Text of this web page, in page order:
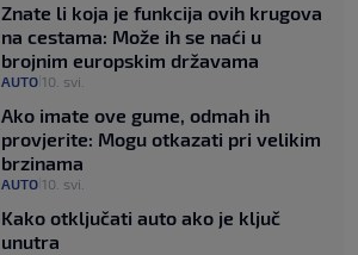
Znate li koja je funkcija ovih krugova
na cestama: Može ih se naći u
brojnim europskim državama
AUTO 10. svi.
Ako imate ove gume, odmah ih
provjerite: Mogu otkazati pri velikim
brzinama
AUTO 10. svi.
Kako otključati auto ako je ključ
unutra